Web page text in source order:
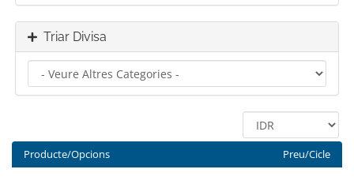
Triar Divisa
Producte/Opcions Preu/Cicle